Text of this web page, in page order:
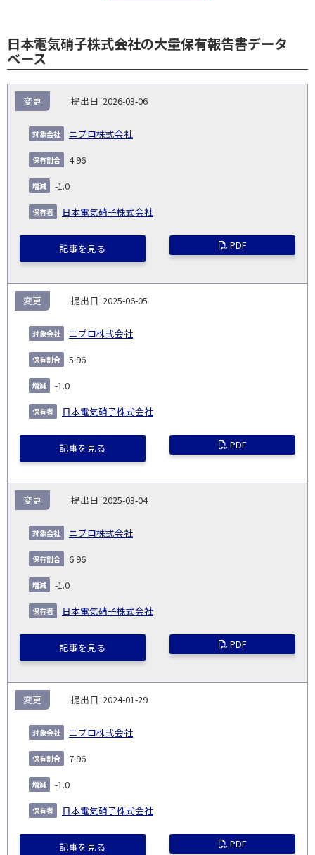
日本電気硝子株式会社の大量保有報告書データ
ベース
NO.
告
義
務
発
生
日
出
コー
象
2026-03-06
ニプロ株式会社
変更
4.96
-1.0
日本電気硝子株式会社
記事を見る PDF
2025-06-05
ニプロ株式会社
変更
5.96
-1.0
日本電気硝子株式会社
記事を見る PDF
2025-03-04
ニプロ株式会社
変更
6.96
-1.0
日本電気硝子株式会社
記事を見る PDF
2024-01-29
ニプロ株式会社
変更
7.96
-1.0
日本電気硝子株式会社
記事を見る PDF